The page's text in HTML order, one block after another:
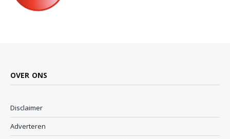
OVER ONS
Disclaimer
Adverteren